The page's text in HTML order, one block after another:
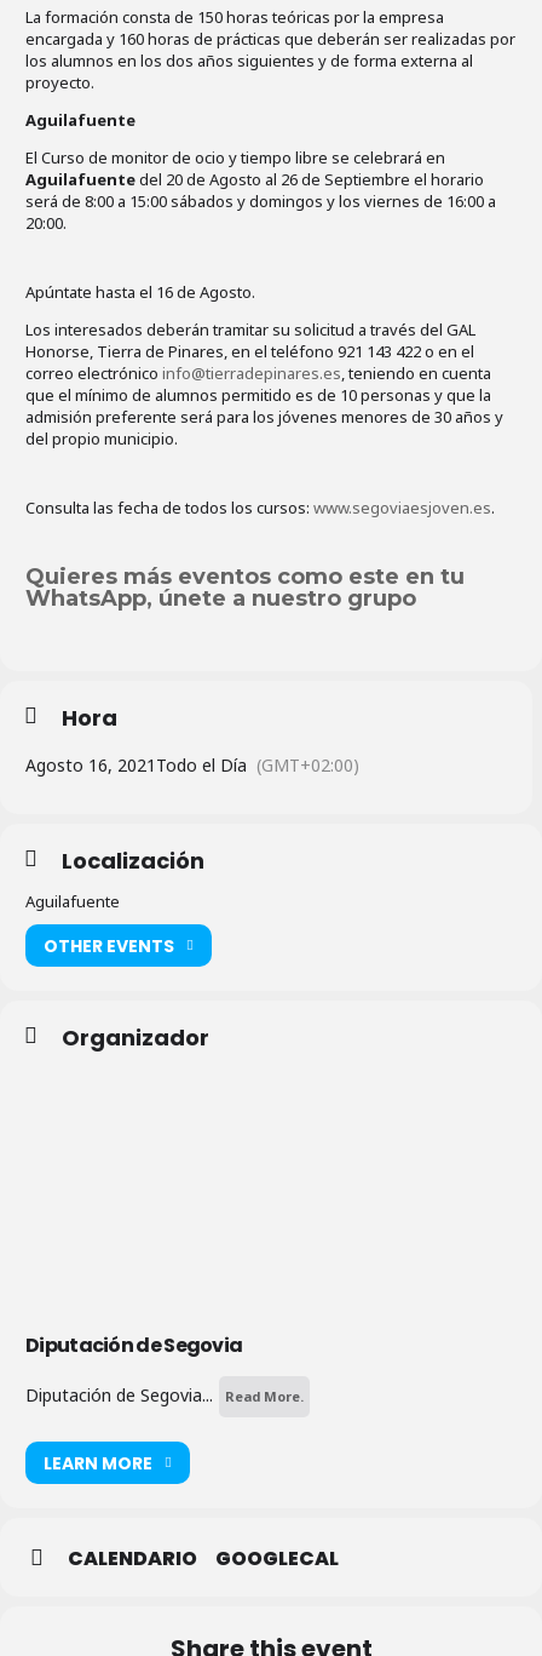
La formación consta de 150 horas teóricas por la empresa
encargada y 160 horas de prácticas que deberán ser realizadas por
los alumnos en los dos años siguientes y de forma externa al
proyecto.
Aguilafuente
El Curso de monitor de ocio y tiempo libre se celebrará en
Aguilafuentedel 20 de Agosto al 26 de Septiembre el horario
será de 8:00 a 15:00 sábados y domingos y los viernes de 16:00 a
20:00.
Apúntate hasta el 16 de Agosto.
Los interesados deberán tramitar su solicitud a través del GAL
Honorse, Tierra de Pinares, en el teléfono 921 143 422 o en el
correo electrónico info@tierradepinares.es, teniendo en cuenta
que el mínimo de alumnos permitido es de 10 personas y que la
admisión preferente será para los jóvenes menores de 30 años y
del propio municipio.
Consulta las fecha de todos los cursos: www.segoviaesjoven.es.
Quieres más eventos como este en tu
WhatsApp, únete a nuestro grupo
Hora
Agosto 16, 2021 Todo el Día (GMT+02:00)
Localización
Aguilafuente
OTHER EVENTS
Organizador
Diputación de Segovia
Diputación de Segovia... Read More.
LEARN MORE
CALENDARIO GOOGLECAL
Share this event